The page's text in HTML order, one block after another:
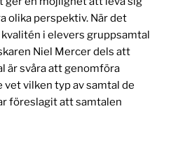
olika perspektiv. När det
i elevers gruppsamtal
Niel Mercer dels att
är svåra att genomföra
vilken typ av samtal de
föreslagit att samtalen